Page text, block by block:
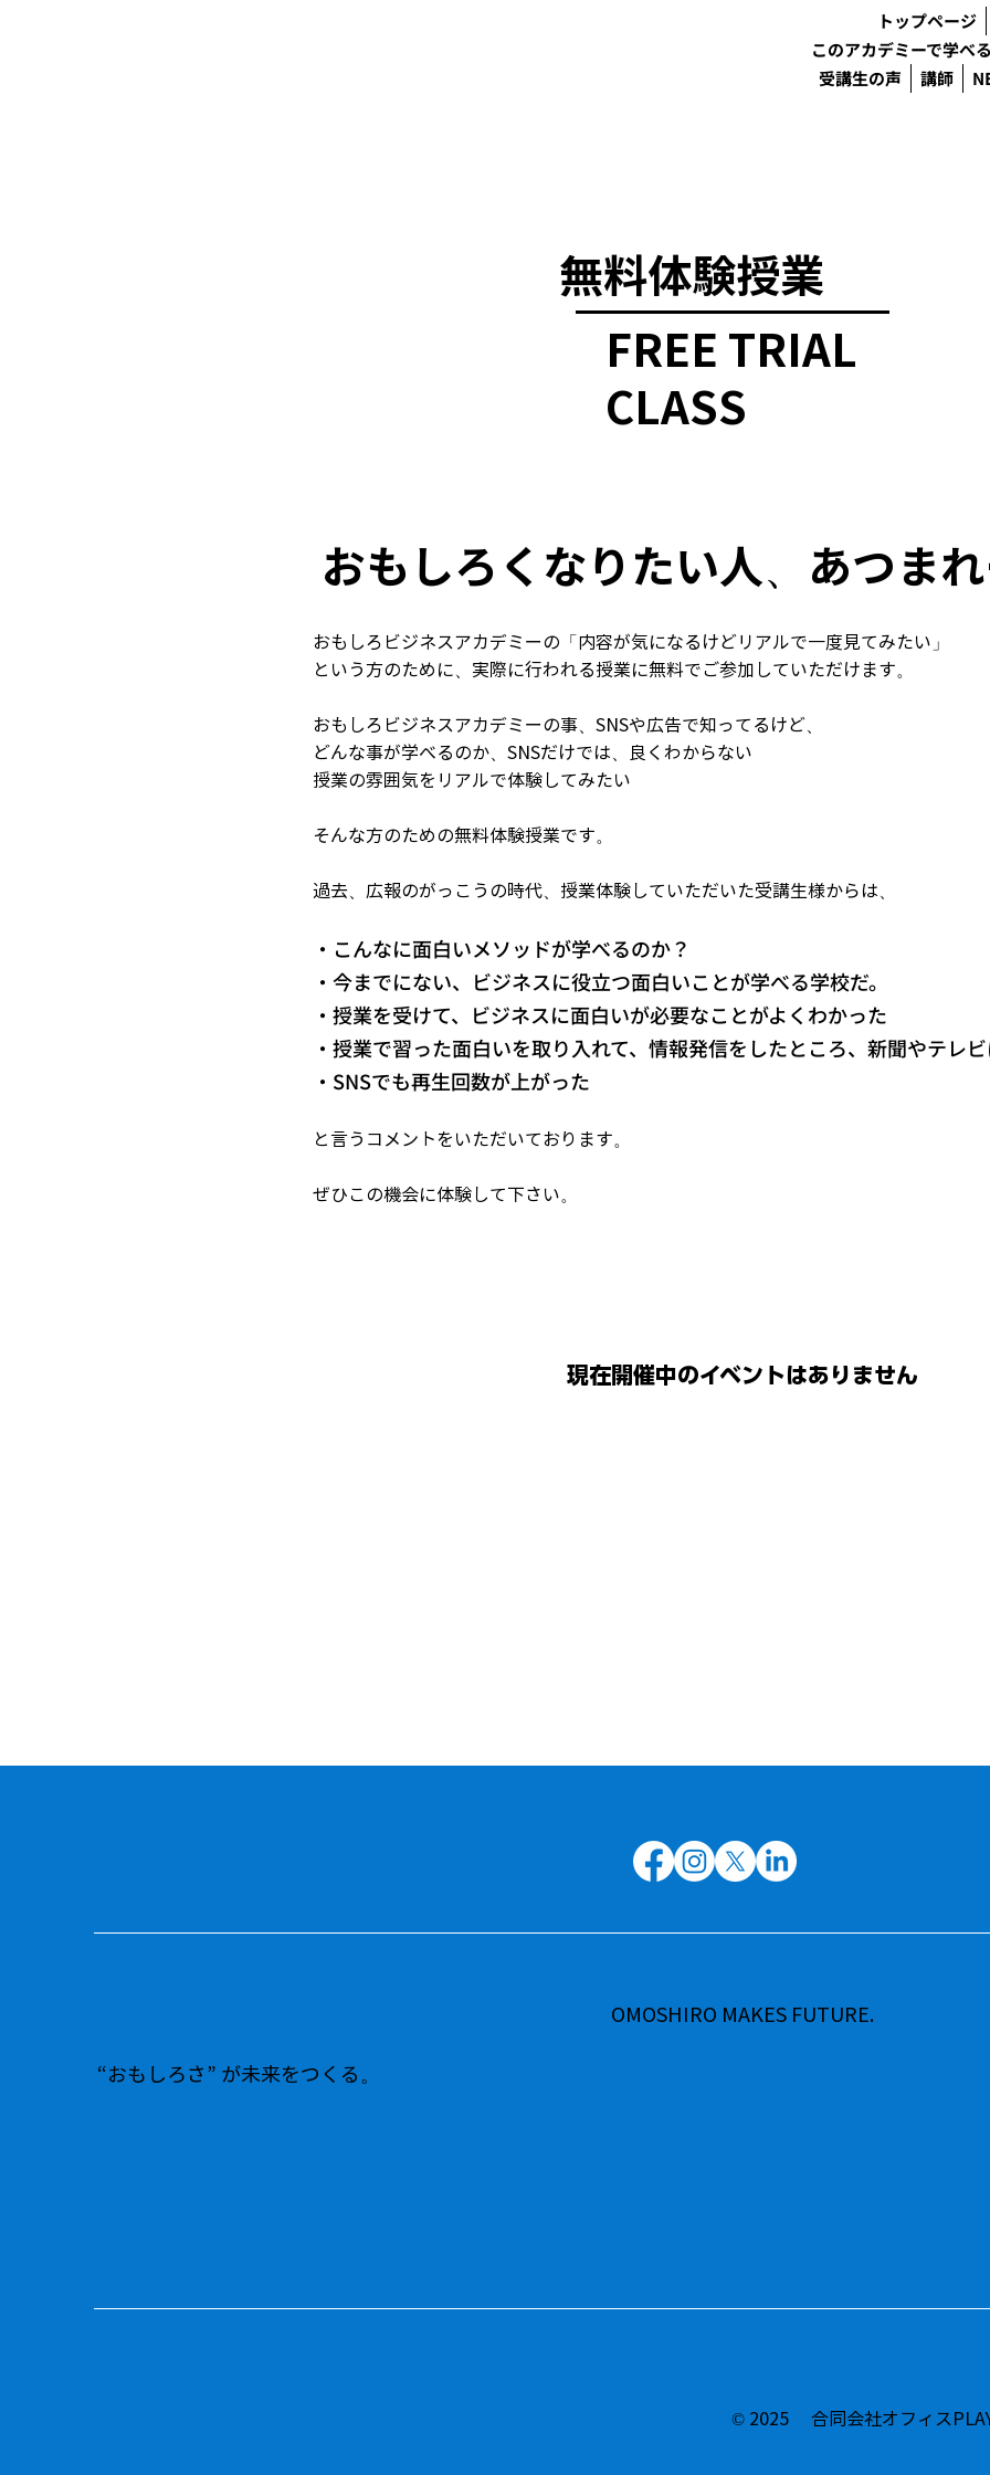
トップページ
このアカデミーで学べ
受講生の声
講師
無料体験授業
FREE TRIAL
CLASS
おもしろくなりたい人、あつま
おもしろビジネスアカデミーの「内容が気になるけどリアルで一度見てみたい」
という方のために、実際に行われる授業に無料でご参加していただけます。
おもしろビジネスアカデミーの事、SNSや広告で知ってるけど、
どんな事が学べるのか、SNSだけでは、良くわからない
授業の雰囲気をリアルで体験してみたい
そんな方のための無料体験授業です。
過去、広報のがっこうの時代、授業体験していただいた受講生様からは、
・こんなに面白いメソッドが学べるのか？
・今までにない、ビジネスに役立つ面白いことが学べる学校だ。
・授業を受けて、ビジネスに面白いが必要なことがよくわかった
・授業で習った面白いを取り入れて、情報発信をしたところ、新聞やテレ
・SNSでも再生回数が上がった
と言うコメントをいただいております。
​ぜひこの機会に体験して下さい。
現在開催中のイベントはありません
OMOSHIRO MAKES FUTURE.
“おもしろさ” が未来をつくる。
© 2025 合同会社オフィス